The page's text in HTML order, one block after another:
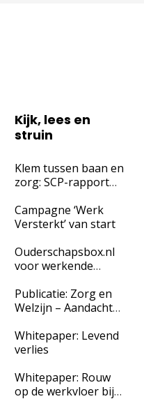
Kijk, lees en
struin
Klem tussen baan en
zorg: SCP-rapport
werkgevers voor
‘onzichtbaar’ verzuim
mantelzorgtaken
Campagne ‘Werk
Versterkt’ van start
Ouderschapsbox.nl
voor werkende
werkgevers
Publicatie: Zorg en
Welzijn – Aandacht
werkt!
Whitepaper: Levend
verlies
Whitepaper: Rouw
op de werkvloer bij